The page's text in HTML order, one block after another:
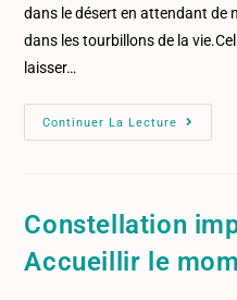
dans le désert en attendant de
dans les tourbillons de la
laisser…
Continuer La Lecture
Constellation
Accueillir le